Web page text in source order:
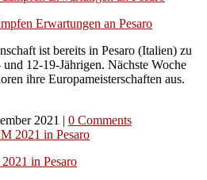
Erwartungen an Pesaro
ist bereits in Pesaro (Italien) zu
12-19-Jährigen. Nächste Woche
ihre Europameisterschaften aus.
2021 | 0 Comments
in Pesaro